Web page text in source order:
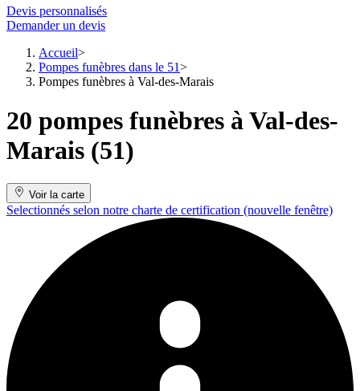
Devis personnalisés
Demander un devis
Accueil
Pompes funèbres dans le 51
Pompes funèbres à Val-des-Marais
20 pompes funèbres à Val-des-
Marais (51)
Voir la carte
Selectionnés selon notre charte de certification (nouvelle fenêtre)